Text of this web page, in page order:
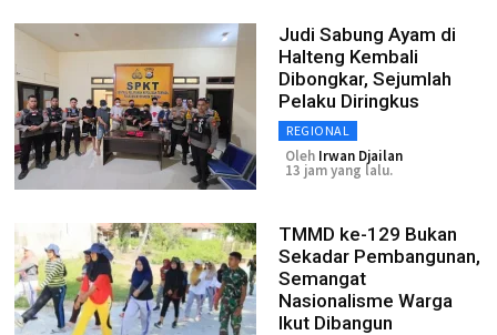
Judi Sabung Ayam di
Halteng Kembali
Dibongkar, Sejumlah
Pelaku Diringkus
REGIONAL
Oleh Irwan Djailan
13 jam yang lalu.
TMMD ke-129 Bukan
Sekadar Pembangunan,
Semangat
Nasionalisme Warga
Ikut Dibangun